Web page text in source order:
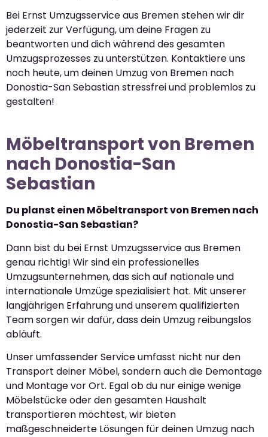
Bei Ernst Umzugsservice aus Bremen stehen wir dir
jederzeit zur Verfügung, um deine Fragen zu
beantworten und dich während des gesamten
Umzugsprozesses zu unterstützen. Kontaktiere uns
noch heute, um deinen Umzug von Bremen nach
Donostia-San Sebastian stressfrei und problemlos zu
gestalten!
Möbeltransport von Bremen
nach Donostia-San
Sebastian
Du planst einen Möbeltransport von Bremen nach
Donostia-San Sebastian?
Dann bist du bei Ernst Umzugsservice aus Bremen
genau richtig! Wir sind ein professionelles
Umzugsunternehmen, das sich auf nationale und
internationale Umzüge spezialisiert hat. Mit unserer
langjährigen Erfahrung und unserem qualifizierten
Team sorgen wir dafür, dass dein Umzug reibungslos
abläuft.
Unser umfassender Service umfasst nicht nur den
Transport deiner Möbel, sondern auch die Demontage
und Montage vor Ort. Egal ob du nur einige wenige
Möbelstücke oder den gesamten Haushalt
transportieren möchtest, wir bieten
maßgeschneiderte Lösungen für deinen Umzug nach